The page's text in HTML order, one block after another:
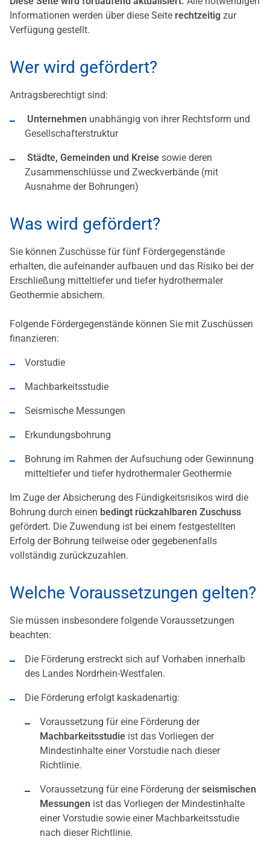
Informationen werden über diese Seite rechtzeitig zur
Verfügung gestellt.
Wer wird gefördert?
Antragsberechtigt sind:
Unternehmen unabhängig von ihrer Rechtsform und
Gesellschafterstruktur
Städte, Gemeinden und Kreise sowie deren
Zusammenschlüsse und Zweckverbände (mit
Ausnahme der Bohrungen)
Was wird gefördert?
Sie können Zuschüsse für fünf Fördergegenstände
erhalten, die aufeinander aufbauen und das Risiko bei der
Erschließung mitteltiefer und tiefer hydrothermaler
Geothermie absichern.
Folgende Fördergegenstände können Sie mit Zuschüssen
finanzieren:
Vorstudie
Machbarkeitsstudie
Seismische Messungen
Erkundungsbohrung
Bohrung im Rahmen der Aufsuchung oder Gewinnung
mitteltiefer und tiefer hydrothermaler Geothermie
Im Zuge der Absicherung des Fündigkeitsrisikos wird die
Bohrung durch einen bedingt rückzahlbaren Zuschuss
gefördert. Die Zuwendung ist bei einem festgestellten
Erfolg der Bohrung teilweise oder gegebenenfalls
vollständig zurückzuzahlen.
Welche Voraussetzungen gelten?
Sie müssen insbesondere folgende Voraussetzungen
beachten:
Die Förderung erstreckt sich auf Vorhaben innerhalb
des Landes Nordrhein-Westfalen.
Die Förderung erfolgt kaskadenartig:
Voraussetzung für eine Förderung der
Machbarkeitsstudie ist das Vorliegen der
Mindestinhalte einer Vorstudie nach dieser
Richtlinie.
Voraussetzung für eine Förderung derseismischen
Messungen ist das Vorliegen der Mindestinhalte
einer Vorstudie sowie einer Machbarkeitsstudie
nach dieser Richtlinie.